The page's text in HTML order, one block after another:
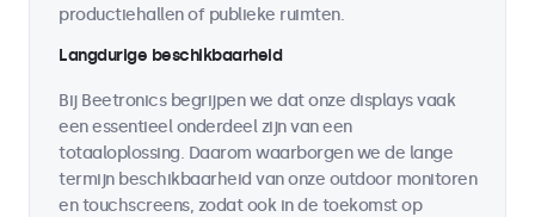
productiehallen of publieke ruimten.
Langdurige beschikbaarheid
Bij Beetronics begrijpen we dat onze displays vaak
een essentieel onderdeel zijn van een
totaaloplossing. Daarom waarborgen we de lange
termijn beschikbaarheid van onze outdoor monitoren
en touchscreens, zodat ook in de toekomst op